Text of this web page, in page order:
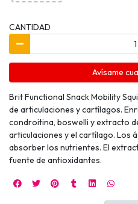
CANTIDAD
Avísame
Brit Functional Snack Mobility
de articulaciones y cartílagos.
condroitina, boswelli y extracto
articulaciones y el cartílago. Los
absorber los nutrientes. El
fuente de antioxidantes.